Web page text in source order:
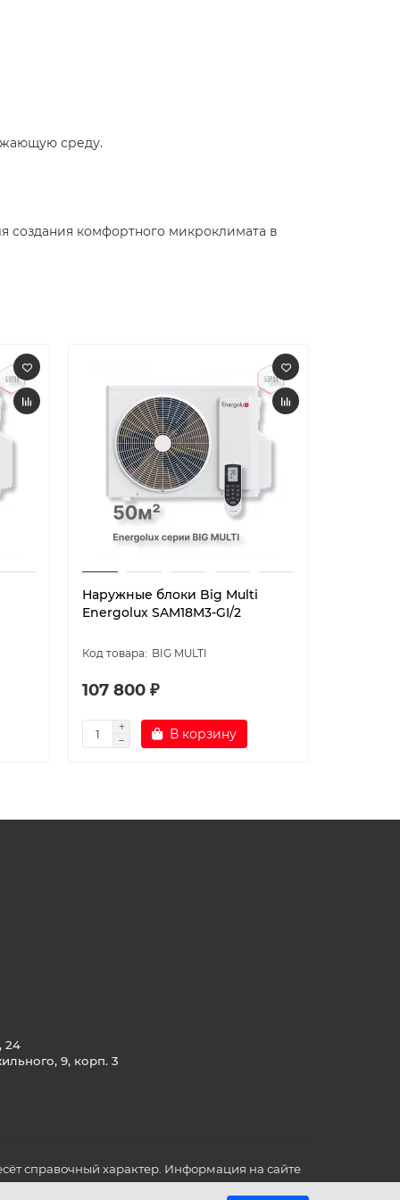
среду.​
создания комфортного микроклимата в
Наружные блоки Big Multi
Energolux SAM18M3-GI/2
BIG MULTI
107 800 ₽
В корзину
24
9, корп. 3
справочный характер. Информация на сайте
для вас важных характеристиках в товаре